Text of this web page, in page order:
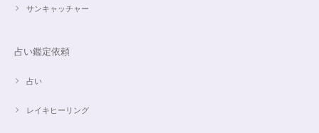
サンキャッチャー
占い鑑定依頼
占い
レイキヒーリング